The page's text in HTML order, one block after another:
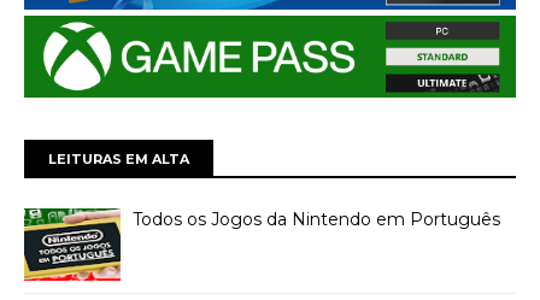
LEITURAS EM ALTA
Todos os Jogos da Nintendo em Português